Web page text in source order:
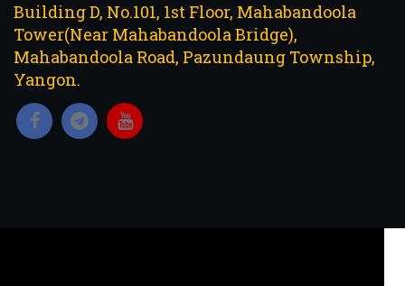
Building D, No.101, 1st Floor, Mahabandoola
Tower(Near Mahabandoola Bridge),
Mahabandoola Road, Pazundaung Township,
Yangon.